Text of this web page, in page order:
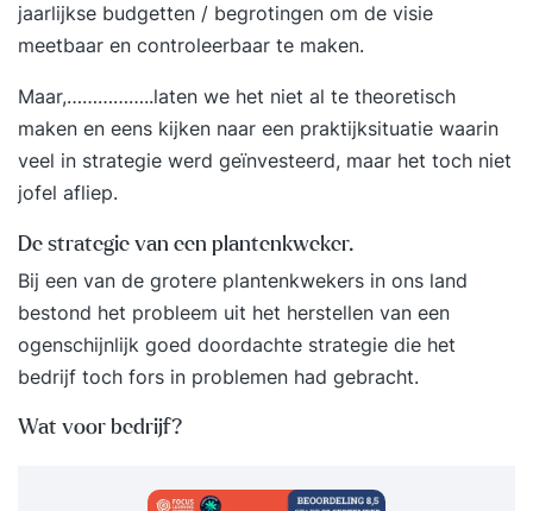
jaarlijkse budgetten / begrotingen om de visie
meetbaar en controleerbaar te maken.
Maar,……………..laten we het niet al te theoretisch
maken en eens kijken naar een praktijksituatie waarin
veel in strategie werd geïnvesteerd, maar het toch niet
jofel afliep.
De strategie van een plantenkweker.
Bij een van de grotere plantenkwekers in ons land
bestond het probleem uit het herstellen van een
ogenschijnlijk goed doordachte strategie die het
bedrijf toch fors in problemen had gebracht.
Wat voor bedrijf?